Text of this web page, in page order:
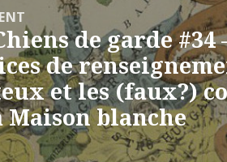
:
de garde #34
de
et les (faux?)
Maison blanche